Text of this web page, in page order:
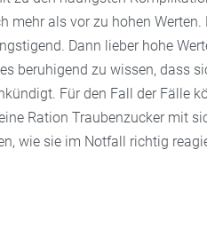
mehr als vor zu hohen Werten.
Dann lieber hohe
beruhigend zu wissen, dass
Für den Fall der Fälle
Ration Traubenzucker mit
wie sie im Notfall richtig